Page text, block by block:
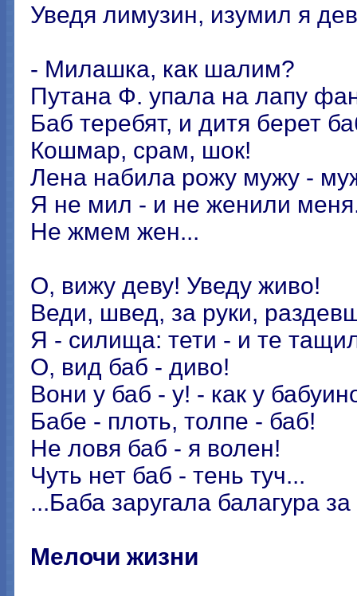
Уведя лимузин, изумил я
- Милашка, как шалим?
Путана Ф. упала на лапу
Баб теребят, и дитя берет
Кошмар, срам, шок!
Лена набила рожу мужу -
Я не мил - и не женили
Не жмем жен...
О, вижу деву! Уведу живо!
Веди, швед, за руки,
Я - силища: тети - и те
О, вид баб - диво!
Вони у баб - у! - как у
Бабе - плоть, толпе - баб!
Не ловя баб - я волен!
Чуть нет баб - тень туч...
...Баба заругала балагура
Мелочи жизни